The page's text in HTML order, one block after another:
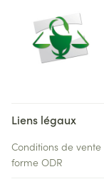
Liens légaux
Conditions de vente
forme ODR